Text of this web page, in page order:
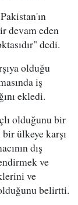
devam eden
dedi.
olduğu
iş
ekledi.
olduğunu bir
ülkeye karşı
dış
ve
ve
belirtti.